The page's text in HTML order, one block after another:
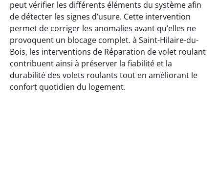
peut vérifier les différents éléments du système afin
de détecter les signes d’usure. Cette intervention
permet de corriger les anomalies avant qu’elles ne
provoquent un blocage complet. à Saint-Hilaire-du-
Bois, les interventions de Réparation de volet roulant
contribuent ainsi à préserver la fiabilité et la
durabilité des volets roulants tout en améliorant le
confort quotidien du logement.